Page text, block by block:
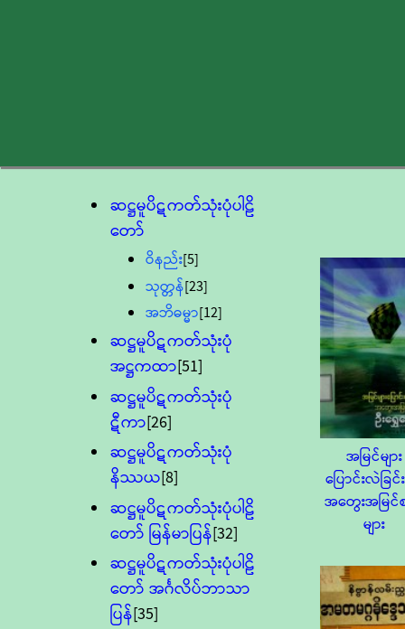
ဆဋ္ဌမူပိဋကတ်သုံးပုံပါဠိ
တော်
ဝိနည်း[5]
သုတ္တန်[23]
အဘိဓမ္မာ[12]
ဆဋ္ဌမူပိဋကတ်သုံးပုံ
အဋ္ဌကထာ[51]
ဆဋ္ဌမူပိဋကတ်သုံးပုံ
ဋီကာ[26]
ဆဋ္ဌမူပိဋကတ်သုံးပုံ
နိဿယ[8]
ဆဋ္ဌမူပိဋကတ်သုံးပုံပါဠိ
တော် မြန်မာပြန်[32]
ဆဋ္ဌမူပိဋကတ်သုံးပုံပါဠိ
တော် အင်္ဂလိပ်ဘာသာ
ပြန်[35]
အမြင်များ
ပြောင်းလဲခြ
အတွေးအမြင်
များ